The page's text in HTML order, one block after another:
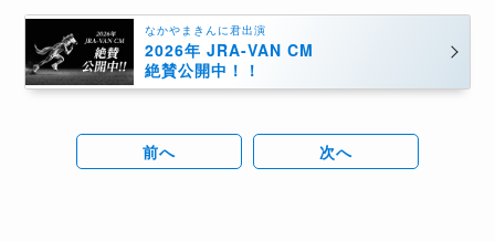
なかやまきんに君出演
2026年 JRA-VAN CM
絶賛公開中！！
前へ 次へ